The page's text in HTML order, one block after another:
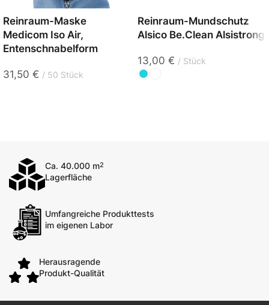
Reinraum-Maske
Medicom Iso Air,
Entenschnabelform
31,50 € 50 Stück
Reinraum-Mundschutz
Alsico Be.Clean Alsistrong
13,00 € Stück
Ca. 40.000 m2
Lagerfläche
Umfangreiche Produkttests
im eigenen Labor
Herausragende
Produkt-Qualität